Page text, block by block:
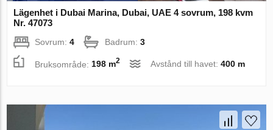
Lägenhet i Dubai Marina, Dubai, UAE 4 sovrum, 198 kvm
Nr. 47073
Sovrum:4 Badrum:3
Bruksområde:198 m2 Avstånd till havet:400 m